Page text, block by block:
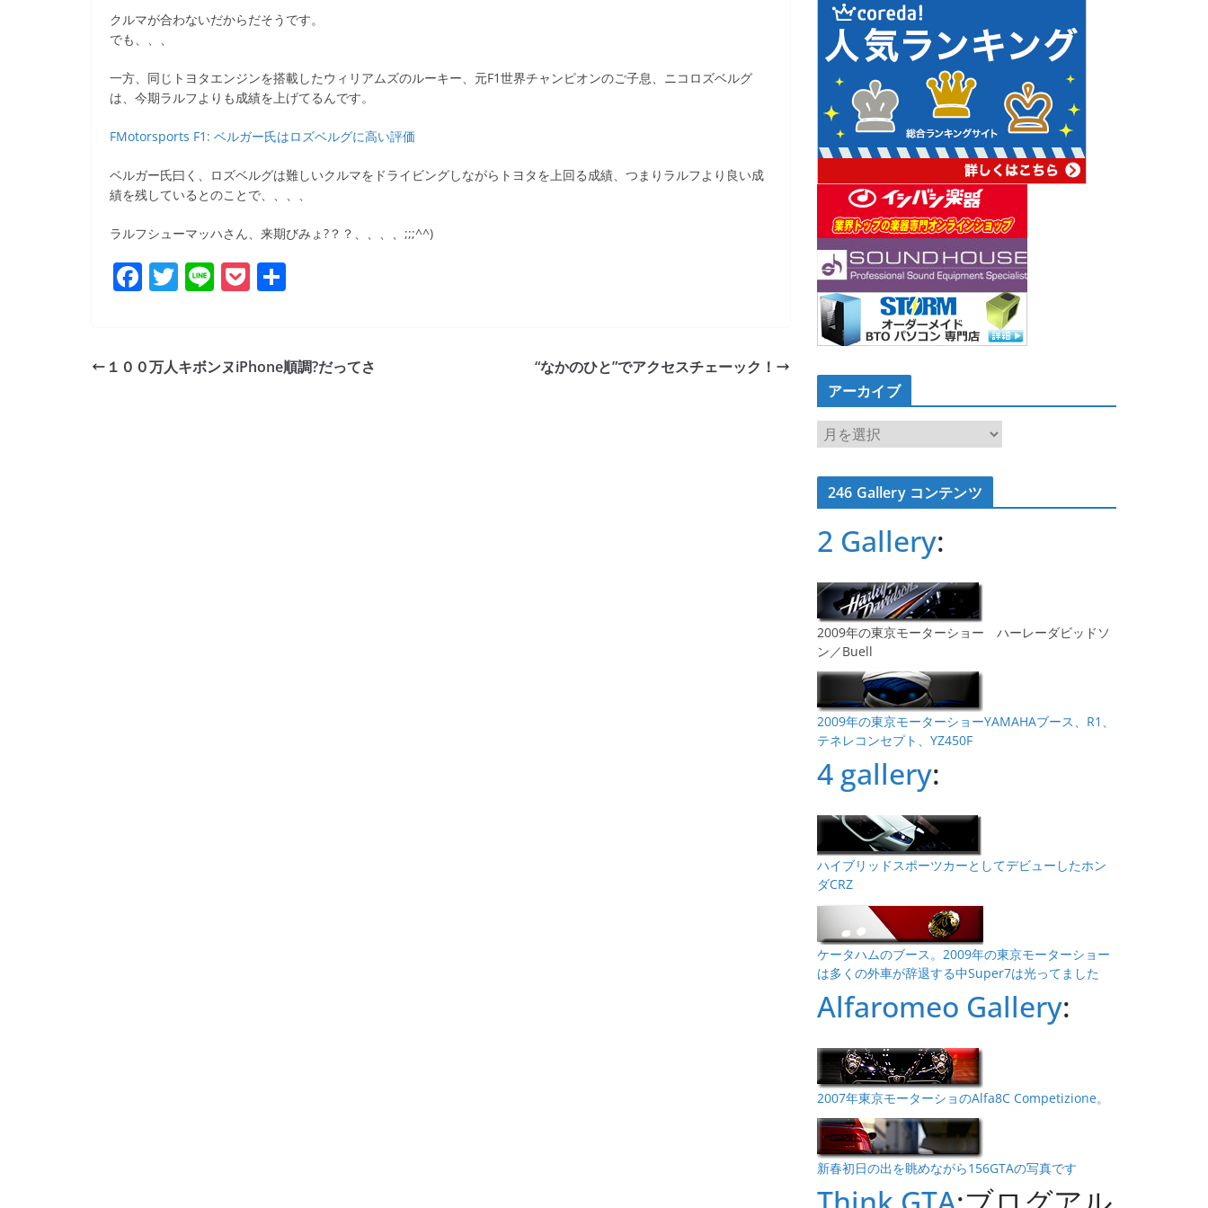
b
o
o
k
クルマが合わないだからだそうです。
でも、、、
一方、同じトヨタエンジンを搭載したウィリアムズのルーキー、元F1世界チャンピオンのご子息、ニコロズベルグ
は、今期ラルフよりも成績を上げてるんです。
FMotorsports F1: ベルガー氏はロズベルグに高い評価
ベルガー氏曰く、ロズベルグは難しいクルマをドライビングしながらトヨタを上回る成績、つまりラルフより良い成
績を残しているとのことで、、、、
ラルフシューマッハさん、来期びみょ?？？、、、、;;;^^)
F
e
T
er
Li P
et
１００万人キボンヌiPhone順調?だってさ “なかのひと”でアクセスチェーック！
アーカイブ
ア
ー
カ
イ246 Gallery コンテンツ
2 Gallery:
2009年の東京モーターショー ハーレーダビッドソ
ン／Buell
2009年の東京モーターショーYAMAHAブース、R1、
テネレコンセプト、YZ450F
4 gallery:
ハイブリッドスポーツカーとしてデビューしたホン
ダCRZ
ケータハムのブース。2009年の東京モーターショー
は多くの外車が辞退する中Super7は光ってました
Alfaromeo Gallery:
2007年東京モーターショのAlfa8C Competizione。
新春初日の出を眺めながら156GTAの写真です